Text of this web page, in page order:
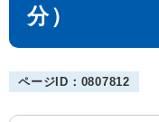
分）
ページID：0807812